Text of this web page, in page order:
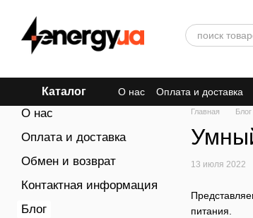
Каталог О нас Оплата и доставка
Главная Блог
13 июля 2022
питания.
О нас
Оплата и доставка
Обмен и возврат
Контактная информация
Блог